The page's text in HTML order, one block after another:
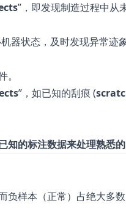
”，即发现制造过程中从
器状态，及时发现异常迹象
”，如已知的刮痕 (
知的标注数据来处理熟悉
样本（正常）占绝大多